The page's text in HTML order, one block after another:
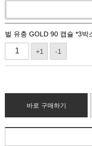
벌 유충 GOLD 90 캡슐 *3박
+1 -1
바로 구매하기